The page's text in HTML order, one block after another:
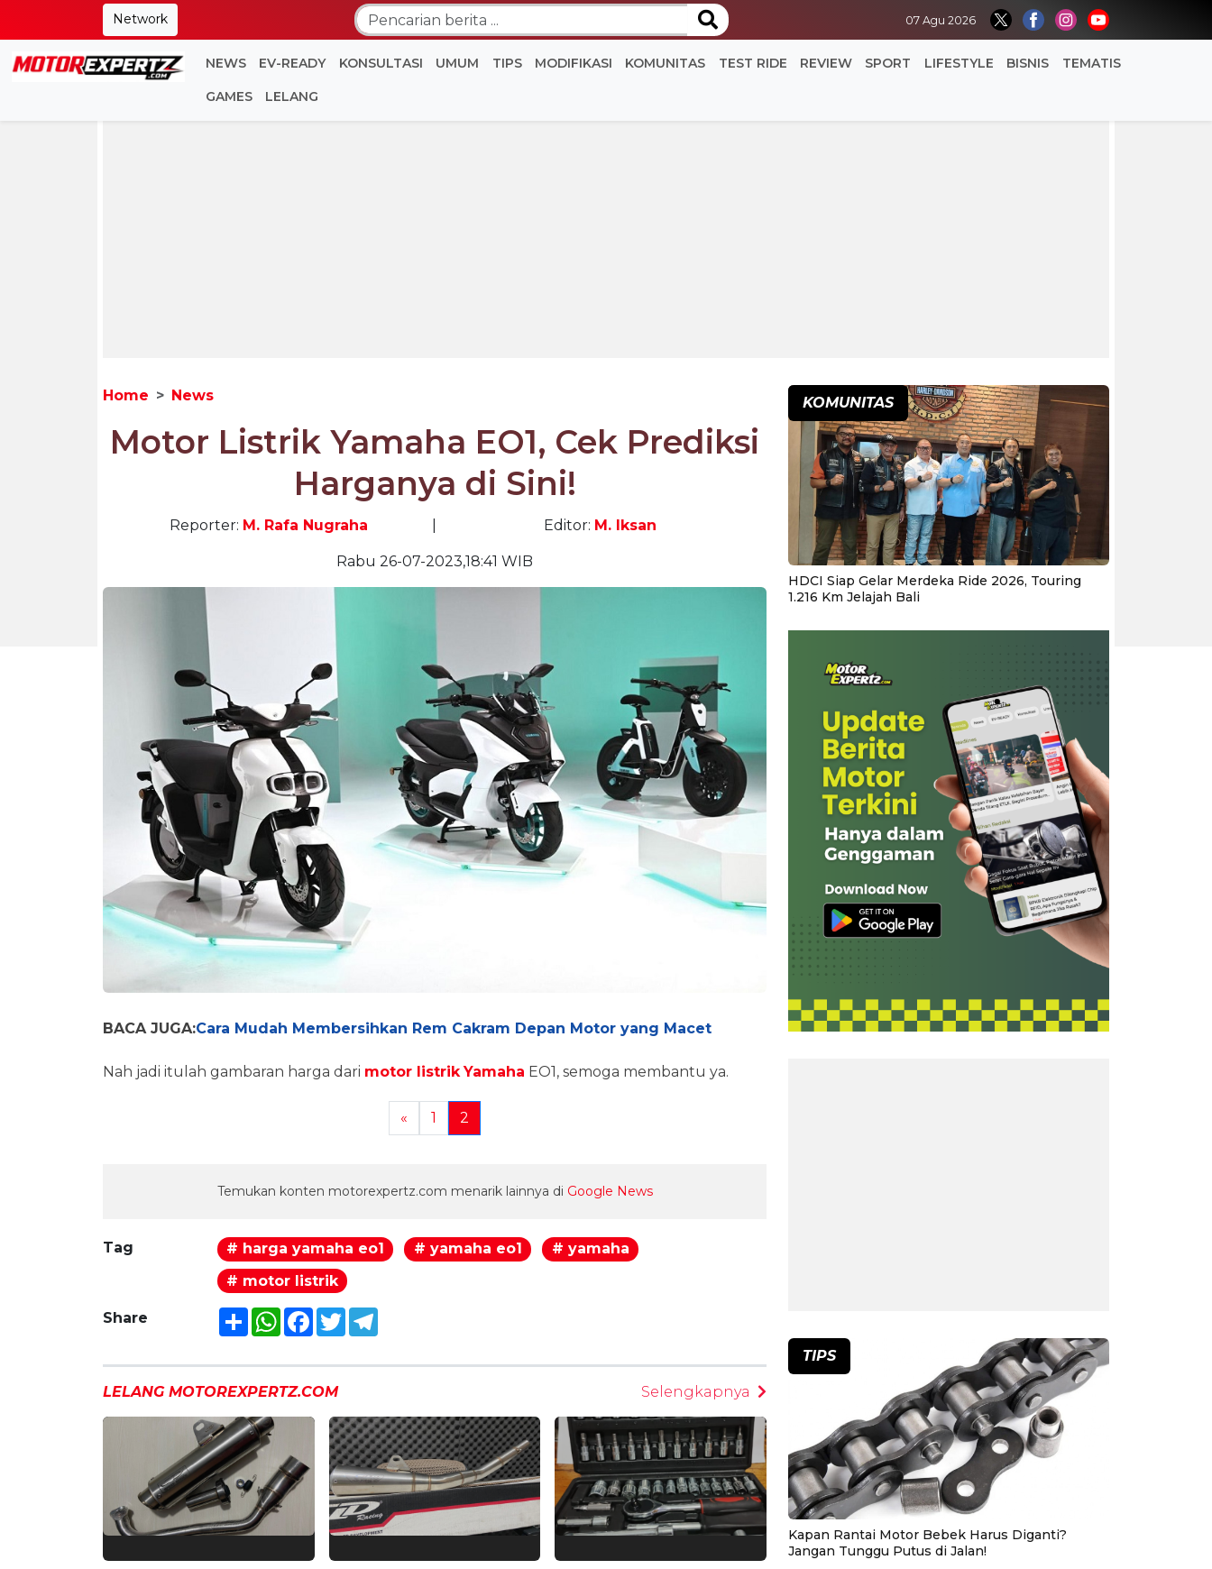
Network 07 Agu 2026
NEWS EV-READY KONSULTASI UMUM TIPS MODIFIKASI KOMUNITAS TEST RIDE REVIEW SPORT LIFESTYLE BISNIS TEMATIS
GAMES LELANG
Home News
Motor Listrik Yamaha EO1, Cek Prediksi
Harganya di Sini!
Reporter: M. Rafa Nugraha Editor: M. Iksan
Rabu 26-07-2023,18:41 WIB
BACA JUGA:Cara Mudah Membersihkan Rem Cakram Depan Motor yang Macet
Nah jadi itulah gambaran harga dari motor listrik Yamaha EO1, semoga membantu ya.
« 1 2
Temukan konten motorexpertz.com menarik lainnya di Google News
Tag # harga yamaha eo1 # yamaha eo1
# yamaha
# motor listrik
Share ShareWhatsApp
Facebook
TwitterTelegram
LELANG MOTOREXPERTZ.COM Selengkapnya
KOMUNITAS
HDCI Siap Gelar Merdeka Ride 2026, Touring
1.216 Km Jelajah Bali
TIPS
Kapan Rantai Motor Bebek Harus Diganti?
Jangan Tunggu Putus di Jalan!